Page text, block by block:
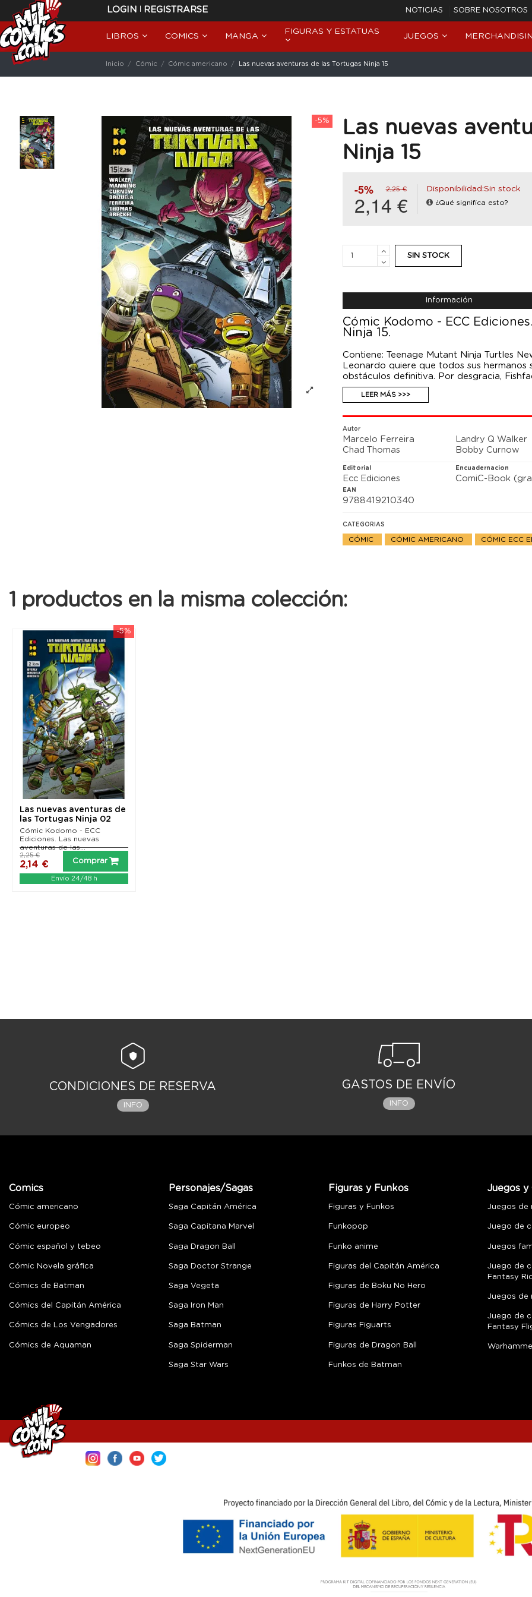
LOGIN | REGISTRARSE NOTICIAS SOBRE NOSOTROS
LIBROS COMICS MANGA
FIGURAS Y ESTATUAS
JUEGOS
Inicio Cómic Cómic americano Las nuevas aventuras de las Tortugas Ninja 15
-5%
Las nuevas
Ninja 15
-5% 2,25 €
2,14 €
Disponibilidad:Sin stock
¿Qué significa esto?
SIN STOCK
Información
Cómic Kodomo - ECC
Ninja 15.
Contiene: Teenage Mutant Ninja Turtles
Leonardo quiere que todos sus
obstáculos definitiva. Por desgracia,
mortal. ¿Podrán las otras Tortugas rescatar
LEER MÁS >>>
Autor
Marcelo Ferreira Landry Q Walker
Chad Thomas
Bobby Curnow
Editorial
Ecc Ediciones
Encuadernacion
ComiC-Book
EAN
9788419210340
CATEGORIAS
CÓMIC CÓMIC AMERICANO CÓMIC ECC
1 productos en la misma colección:
-5%
Las nuevas aventuras de
las Tortugas Ninja 02
Cómic Kodomo - ECC
Ediciones. Las nuevas
aventuras de las...
2,14 €
2,25 €
Comprar
Envío 24/48 h
CONDICIONES DE RESERVA
INFO
GASTOS DE ENVÍO
INFO
Comics
Cómic americano
Cómic europeo
Cómic español y tebeo
Cómic Novela gráfica
Cómics de Batman
Cómics del Capitán América
Cómics de Los Vengadores
Cómics de Aquaman
Personajes/Sagas
Saga Capitán América
Saga Capitana Marvel
Saga Dragon Ball
Saga Doctor Strange
Saga Vegeta
Saga Iron Man
Saga Batman
Saga Spiderman
Saga Star Wars
Figuras y Funkos
Figuras y Funkos
Funkopop
Funko anime
Figuras del Capitán América
Figuras de Boku No Hero
Figuras de Harry Potter
Figuras Figuarts
Figuras de Dragon Ball
Funkos de Batman
Juegos y
Juegos de
Juego de
Juegos
Juego de
Fantasy
Juegos de
Juego de
Fantasy